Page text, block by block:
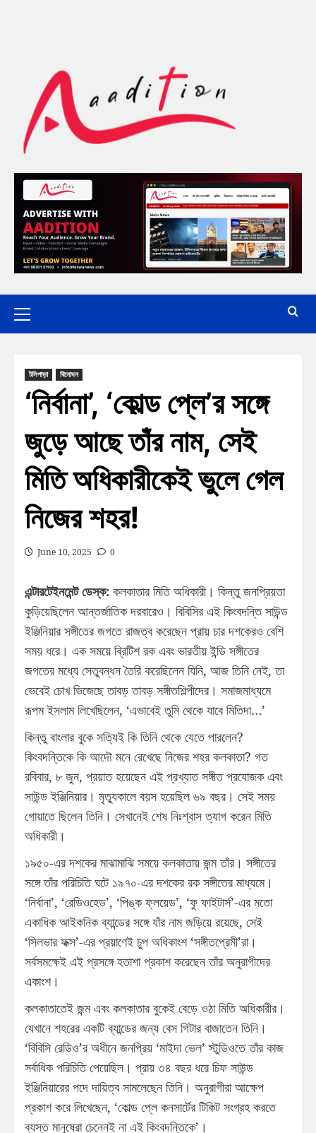
টলিপাড়া বিনোদন
‘নির্বানা’, ‘কোল্ড প্লে’র সঙ্গে
জুড়ে আছে তাঁর নাম, সেই
মিতি অধিকারীকেই ভুলে গেল
নিজের শহর!
June 10, 2025 0
এন্টারটেইনমেন্ট ডেস্ক: কলকাতার মিতি অধিকারী। কিন্তু জনপ্রিয়তা
কুড়িয়েছিলেন আন্তর্জাতিক দরবারেও। বিবিসির এই কিংবদন্তি সাউন্ড
ইঞ্জিনিয়ার সঙ্গীতের জগতে রাজত্ব করেছেন প্রায় চার দশকেরও বেশি
সময় ধরে। এক সময়ে ব্রিটিশ রক এবং ভারতীয় ইন্ডি সঙ্গীতের
জগতের মধ্যে সেতুবন্ধন তৈরি করেছিলেন যিনি, আজ তিনি নেই, তা
ভেবেই চোখ ভিজেছে তাবড় তাবড় সঙ্গীতশিল্পীদের। সমাজমাধ্যমে
রূপম ইসলাম লিখেছিলেন, ‘এভাবেই তুমি থেকে যাবে মিতিদা…’
কিন্তু বাংলার বুকে সত্যিই কি তিনি থেকে যেতে পারলেন?
কিংবদন্তিকে কি আদৌ মনে রেখেছে নিজের শহর কলকাতা? গত
রবিবার, ৮ জুন, প্রয়াত হয়েছেন এই প্রখ্যাত সঙ্গীত প্রযোজক এবং
সাউন্ড ইঞ্জিনিয়ার। মৃত্যুকালে বয়স হয়েছিল ৬৯ বছর। সেই সময়
গোয়াতে ছিলেন তিনি। সেখানেই শেষ নিঃশ্বাস ত্যাগ করেন মিতি
অধিকারী।
১৯৫০-এর দশকের মাঝামাঝি সময়ে কলকাতায় জন্ম তাঁর। সঙ্গীতের
সঙ্গে তাঁর পরিচিতি ঘটে ১৯৭০-এর দশকের রক সঙ্গীতের মাধ্যমে।
‘নির্বানা’, ‘রেডিওহেড’, ‘পিঙ্ক ফ্লয়েড’, ‘ফু ফাইটার্স’-এর মতো
একাধিক আইকনিক ব্যান্ডের সঙ্গে যাঁর নাম জড়িয়ে রয়েছে, সেই
‘সিলভার ফক্স’-এর প্রয়াণেই চুপ অধিকাংশ ‘সঙ্গীতপ্রেমী’রা।
সর্বসমক্ষেই এই প্রসঙ্গে হতাশা প্রকাশ করেছেন তাঁর অনুরাগীদের
একাংশ।
কলকাতাতেই জন্ম এবং কলকাতার বুকেই বেড়ে ওঠা মিতি অধিকারীর।
যেখানে শহরের একটি ব্যান্ডের জন্য বেস গিটার বাজাতেন তিনি।
‘বিবিসি রেডিও’র অধীনে জনপ্রিয় ‘মাইদা ভেল’ স্টুডিওতে তাঁর কাজ
সর্বাধিক পরিচিতি পেয়েছিল। প্রায় ৩৪ বছর ধরে চিফ সাউন্ড
ইঞ্জিনিয়ারের পদে দায়িত্ব সামলেছেন তিনি। অনুরাগীরা আক্ষেপ
প্রকাশ করে লিখেছেন, ‘কোল্ড প্লে কনসার্টের টিকিট সংগ্রহ করতে
ব্যস্ত মানুষেরা চেনেনই না এই কিংবদন্তিকে’।